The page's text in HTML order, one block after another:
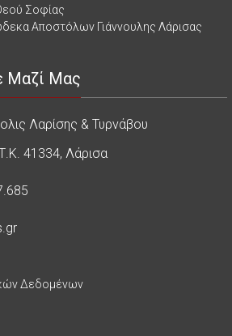
Σοφίας
Αποστόλων Γιάννουλης Λάρισας
Μαζί Μας
Λαρίσης & Τυρνάβου
41334, Λάρισα
Δεδομένων